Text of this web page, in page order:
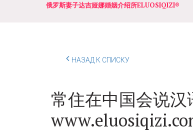
俄罗斯妻子达吉娅娜婚姻介绍所­­ELUOSIQIZI®
НАЗАД К СПИСКУ
常住在中国会说